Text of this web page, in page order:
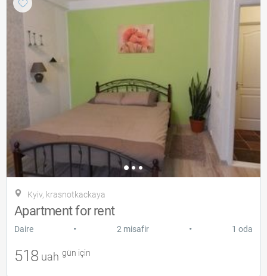
Kyiv, krasnotkackaya
Apartment for rent
Daire • 2 misafir • 1 oda
518 uah gün için